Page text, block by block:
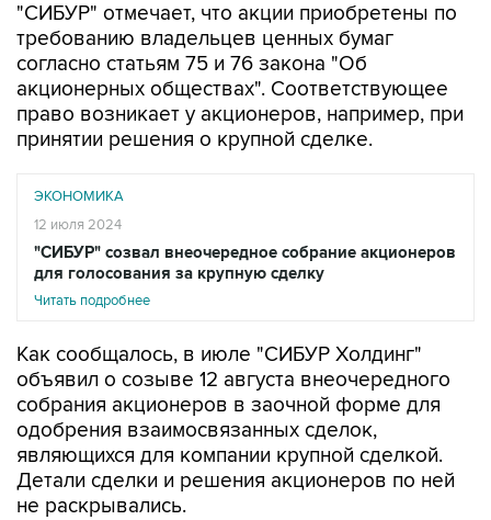
"СИБУР" отмечает, что акции приобретены по
требованию владельцев ценных бумаг
согласно статьям 75 и 76 закона "Об
акционерных обществах". Соответствующее
право возникает у акционеров, например, при
принятии решения о крупной сделке.
ЭКОНОМИКА
12 июля 2024
"СИБУР" созвал внеочередное собрание акционеров
для голосования за крупную сделку
Читать подробнее
Как сообщалось, в июле "СИБУР Холдинг"
объявил о созыве 12 августа внеочередного
собрания акционеров в заочной форме для
одобрения взаимосвязанных сделок,
являющихся для компании крупной сделкой.
Детали сделки и решения акционеров по ней
не раскрывались.